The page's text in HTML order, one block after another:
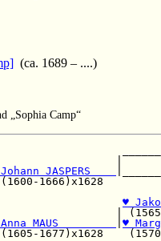
(ca. 1689 – ....)
„Sophia Camp“
Johann JASPERS
|
|
♥
|
Anna MAUS
♥
(1605-1677)x1628